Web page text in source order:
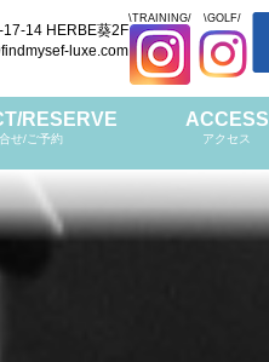
14 HERBE葵2F
luxe.com
\TRAINING/ \GOLF/
RESERVE
せ/ご予約
ACCESS
アクセス